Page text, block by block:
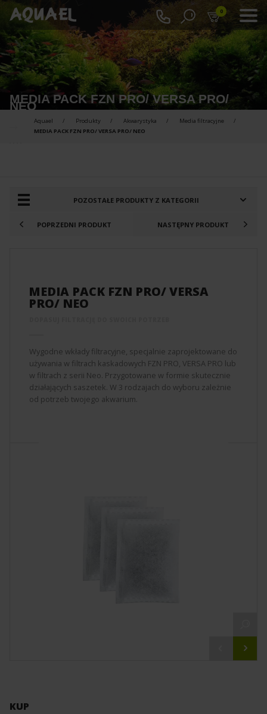
0
MEDIA PACK FZN PRO/ VERSA PRO/
NEO
Aquael Produkty Akwarystyka
Media filtracyjne
MEDIA PACK FZN PRO/ VERSA PRO/ NEO
PRODUKTY DO PORÓWNANIA :
POZOSTAŁE PRODUKTY Z KATEGORII
POPRZEDNI PRODUKT NASTĘPNY PRODUKT
MEDIA PACK FZN PRO/ VERSA
PRO/ NEO
Wygodne wkłady filtracyjne, specjalnie zaprojektowane do
używania w filtrach kaskadowych FZN PRO, VERSA PRO lub
w filtrach z serii Neo. Przygotowane w formie skutecznie
działających saszetek. W 3 rodzajach do wyboru zależnie
od potrzeb twojego akwarium.
KUP